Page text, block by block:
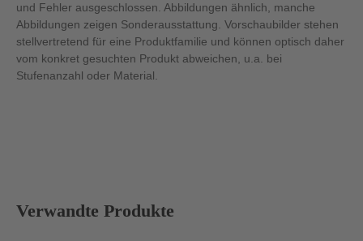
und Fehler ausgeschlossen. Abbildungen ähnlich, manche
Abbildungen zeigen Sonderausstattung. Vorschaubilder stehen
stellvertretend für eine Produktfamilie und können optisch daher
vom konkret gesuchten Produkt abweichen, u.a. bei
Stufenanzahl oder Material.
Produktgalerie überspringen
Verwandte Produkte